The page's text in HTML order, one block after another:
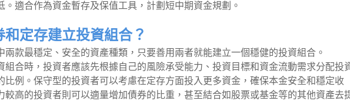
。適合作為資金暫存及保值工具，計劃短中期資金規劃。
定存建立投資組合？
兩款最穩定、安全的資產種類，只要善用兩者就能建立一個穩健的投資組合。
組合時，投資者應該先根據自己的風險承受能力、投資目標和資金流動需求分配投
比例。保守型的投資者可以考慮在定存方面投入更多資金，確保本金安全和穩定收
較高的投資者則可以適量增加債券的比重，甚至結合如股票或基金等的其他資產去